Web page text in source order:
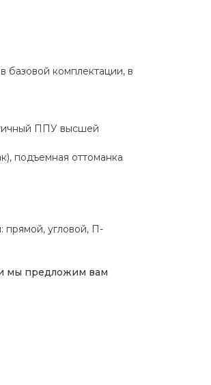
базовой комплектации, в
ППУ высшей
подъемная оттоманка
прямой, угловой, П-
мы предложим вам